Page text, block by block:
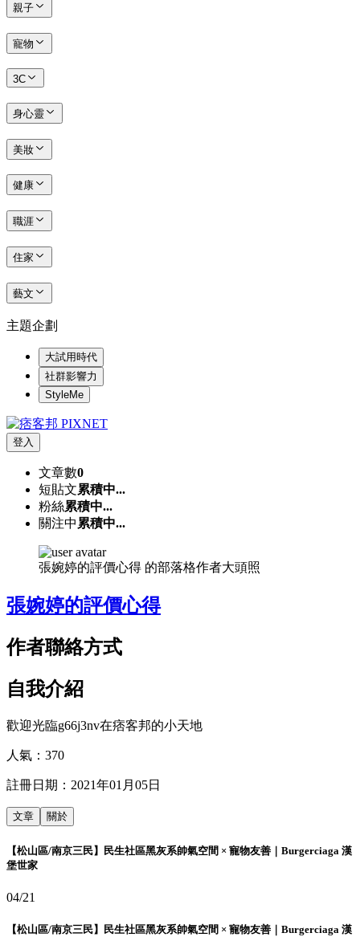
親子
寵物
3C
身心靈
美妝
健康
職涯
住家
藝文
主題企劃
大試用時代
社群影響力
StyleMe
登入
文章數0
短貼文累積中...
粉絲累積中...
關注中 累積中...
張婉婷的評價心得 的部落格作者大頭照
張婉婷的評價心得
作者聯絡方式
自我介紹
歡迎光臨g66j3nv在痞客邦的小天地
人氣： 370
註冊日期： 2021年01月05日
文章 關於
【松山區/南京三民】民生社區黑灰系帥氣空間 × 寵物友善｜Burgerciaga 漢
堡世家
04/21
【松山區/南京三民】民生社區黑灰系帥氣空間 × 寵物友善｜Burgerciaga 漢